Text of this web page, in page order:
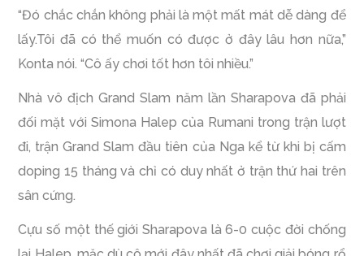
“Đó chắc chắn không phải là một mất mát dễ dàng để
lấy.Tôi đã có thể muốn có được ở đây lâu hơn nữa,”
Konta nói. “Cô ấy chơi tốt hơn tôi nhiều.”
Nhà vô địch Grand Slam năm lần Sharapova đã phải
đối mặt với Simona Halep của Rumani trong trận lượt
đi, trận Grand Slam đầu tiên của Nga kể từ khi bị cấm
doping 15 tháng và chỉ có duy nhất ở trận thứ hai trên
sân cứng.
Cựu số một thế giới Sharapova là 6-0 cuộc đời chống